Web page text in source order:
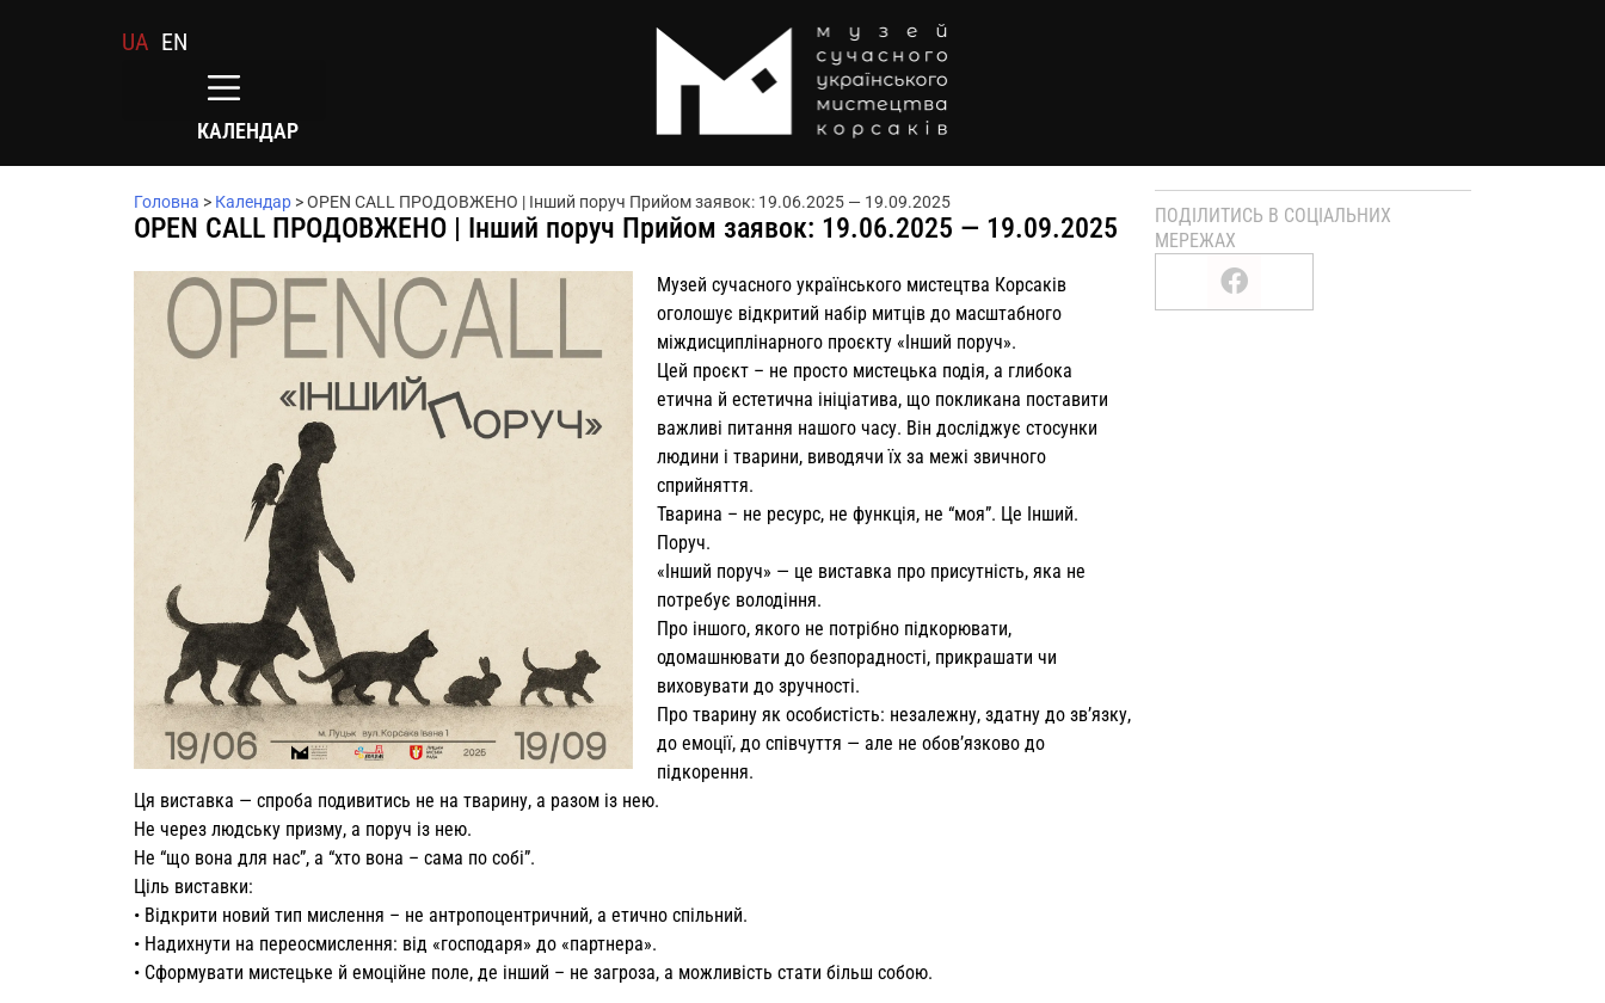
UA EN
КАЛЕНДАР
Головна > Календар >OPEN CALL ПРОДОВЖЕНО | Інший поруч Прийом заявок: 19.06.2025 — 19.09.2025
OPEN CALL ПРОДОВЖЕНО | Інший поруч Прийом заявок: 19.06.2025 — 19.09.2025
Музей сучасного українського мистецтва Корсаків
оголошує відкритий набір митців до масштабного
міждисциплінарного проєкту «Інший поруч».
Цей проєкт – не просто мистецька подія, а глибока
етична й естетична ініціатива, що покликана поставити
важливі питання нашого часу. Він досліджує стосунки
людини і тварини, виводячи їх за межі звичного
сприйняття.
Тварина – не ресурс, не функція, не “моя”. Це Інший.
Поруч.
«Інший поруч» — це виставка про присутність, яка не
потребує володіння.
Про іншого, якого не потрібно підкорювати,
одомашнювати до безпорадності, прикрашати чи
виховувати до зручності.
Про тварину як особистість: незалежну, здатну до зв’язку,
до емоції, до співчуття — але не обов’язково до
підкорення.
Ця виставка — спроба подивитись не на тварину, а разом із нею.
Не через людську призму, а поруч із нею.
Не “що вона для нас”, а “хто вона – сама по собі”.
Ціль виставки:
• Відкрити новий тип мислення – не антропоцентричний, а етично спільний.
• Надихнути на переосмислення: від «господаря» до «партнера».
• Сформувати мистецьке й емоційне поле, де інший – не загроза, а можливість стати більш собою.
ПОДІЛИТИСЬ В СОЦІАЛЬНИХ
МЕРЕЖАХ